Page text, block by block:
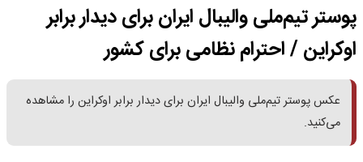
پوستر تیم‌ملی والیبال ایران برای دیدار برابر
اوکراین / احترام نظامی برای کشور
عکس پوستر تیم‌ملی والیبال ایران برای دیدار برابر اوکراین را مشاهده
می‌کنید.